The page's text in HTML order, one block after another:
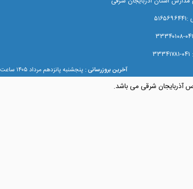
آخرین بروزرسانی : پنجشنبه پانزدهم مرداد ۱۴۰۵ ساعت ۲۱:۵۰
آذربایجان شرقی می باشد.